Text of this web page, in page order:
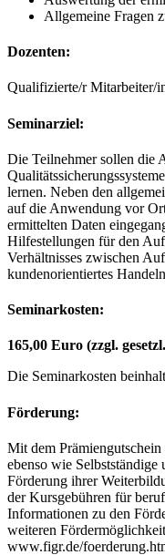
Allgemeine Fragen
Dozenten:
Qualifizierte/r Mitarbeiter/
Seminarziel:
Die Teilnehmer sollen die
lernen. Neben den
auf die Anwendung vor
ermittelten Daten
Hilfestellungen für den
Verhältnisses zwischen
kundenorientiertes
Seminarkosten:
165,00 Euro (zzgl.
Die Seminarkosten
Förderung:
Mit dem
ebenso wie
Förderung ihrer
der Kursgebühren für
Informationen zu den
weiteren
www.figr.de/